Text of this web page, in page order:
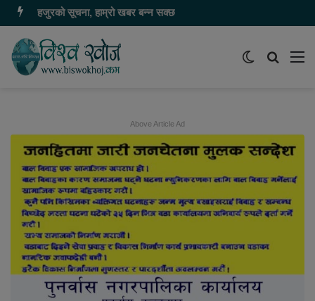
हजुरको सूचना, हाम्रो खबर बन्न सक्छ
समाचार
Switch
Above Article Ad